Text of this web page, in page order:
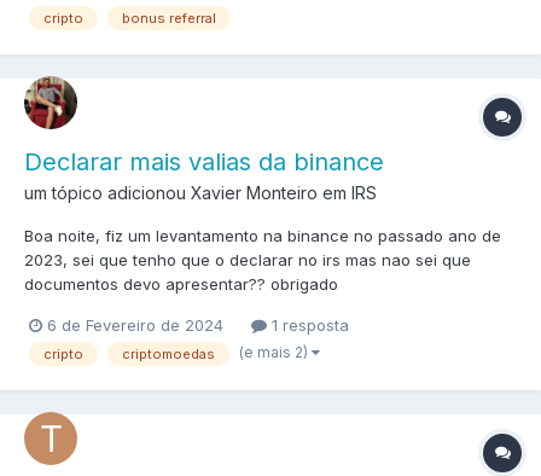
cripto bonus referral
Declarar mais valias da binance
um tópico adicionou Xavier Monteiro em IRS
Boa noite, fiz um levantamento na binance no passado ano de
2023, sei que tenho que o declarar no irs mas nao sei que
documentos devo apresentar?? obrigado
6 de Fevereiro de 2024 1 resposta
cripto criptomoedas (e mais 2)